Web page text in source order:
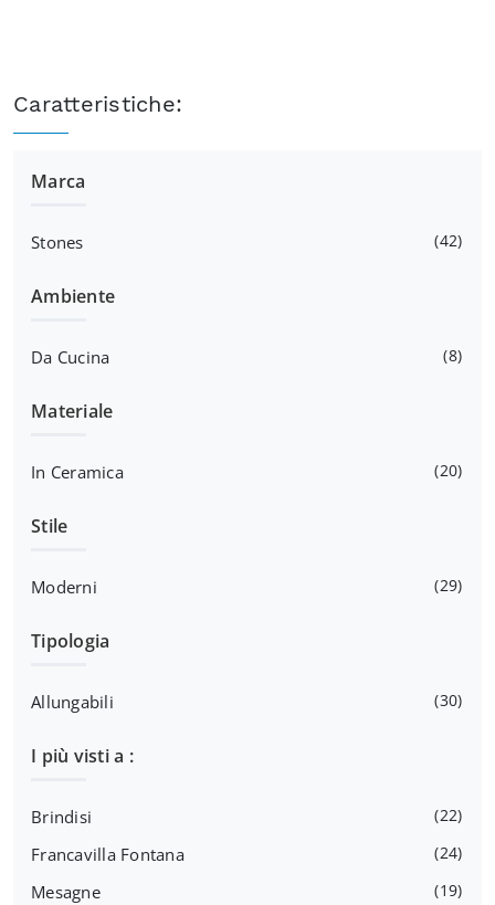
Caratteristiche:
Marca
Stones 42
Ambiente
Da Cucina 8
Materiale
In Ceramica 20
Stile
Moderni 29
Tipologia
Allungabili 30
I più visti a :
Brindisi 22
Francavilla Fontana 24
Mesagne 19